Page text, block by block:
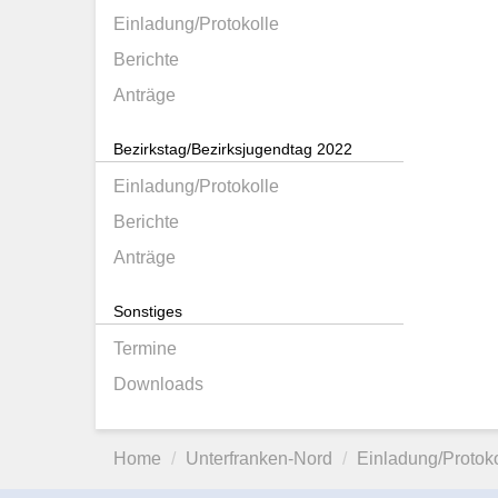
Einladung/Protokolle
Berichte
Anträge
Bezirkstag/Bezirksjugendtag 2022
Einladung/Protokolle
Berichte
Anträge
Sonstiges
Termine
Downloads
Home Unterfranken-Nord Einladung/